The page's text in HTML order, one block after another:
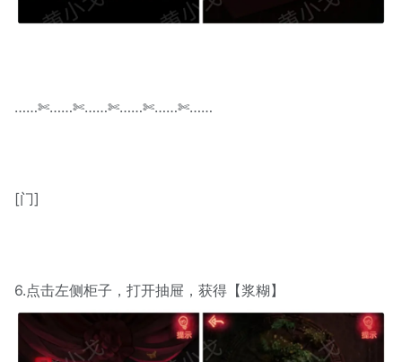
……✄……✄……✄……✄……✄……
[门]
6.点击左侧柜子，打开抽屉，获得【浆糊】